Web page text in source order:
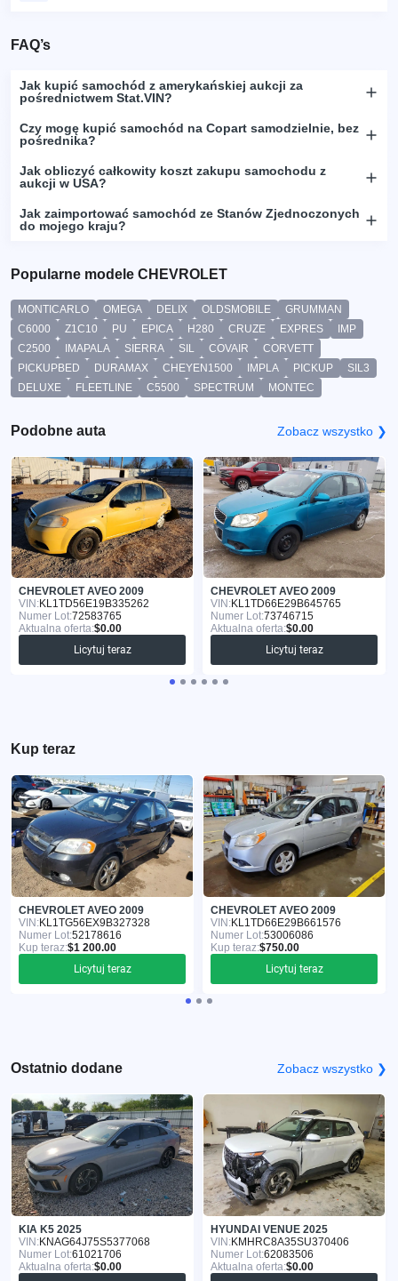
FAQ’s
Jak kupić samochód z amerykańskiej aukcji za
pośrednictwem Stat.VIN?
Czy mogę kupić samochód na Copart samodzielnie, bez
pośrednika?
Jak obliczyć całkowity koszt zakupu samochodu z
aukcji w USA?
Jak zaimportować samochód ze Stanów Zjednoczonych
do mojego kraju?
Popularne modele CHEVROLET
MONTICARLO OMEGA DELIX OLDSMOBILE
GRUMMAN
C6000
Z1C10 PU EPICA H280 CRUZE EXPRES
IMP
C2500
IMAPALA SIERRA SIL COVAIR
CORVETT
PICKUPBED
DURAMAX CHEYEN1500 IMPLA PICKUP
SIL3
DELUXE
FLEETLINE C5500 SPECTRUM MONTEC
Podobne auta Zobacz wszystko ❯
CHEVROLET AVEO 2009
VIN:KL1TD56E19B335262
Numer Lot:72583765
Aktualna oferta:$0.00
Licytuj teraz
CHEVROLET AVEO 2009
VIN:KL1TD66E29B645765
Numer Lot:73746715
Aktualna oferta:$0.00
Licytuj teraz
Kup teraz
CHEVROLET AVEO 2009
VIN:KL1TG56EX9B327328
Numer Lot:52178616
Kup teraz:$1 200.00
Licytuj teraz
CHEVROLET AVEO 2009
VIN:KL1TD66E29B661576
Numer Lot:53006086
Kup teraz:$750.00
Licytuj teraz
Ostatnio dodane Zobacz wszystko ❯
KIA K5 2025
VIN:KNAG64J75S5377068
Numer Lot:61021706
Aktualna oferta:$0.00
HYUNDAI VENUE 2025
VIN:KMHRC8A35SU370406
Numer Lot:62083506
Aktualna oferta:$0.00